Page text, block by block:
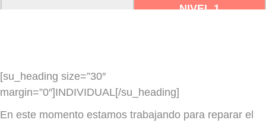
NIVEL 1
MIÉRCOLES
VIERNES 18h a 19.15h
[su_heading size=”30″
margin=”0″]INDIVIDUAL[/su_heading]
En este momento estamos trabajando para reparar el